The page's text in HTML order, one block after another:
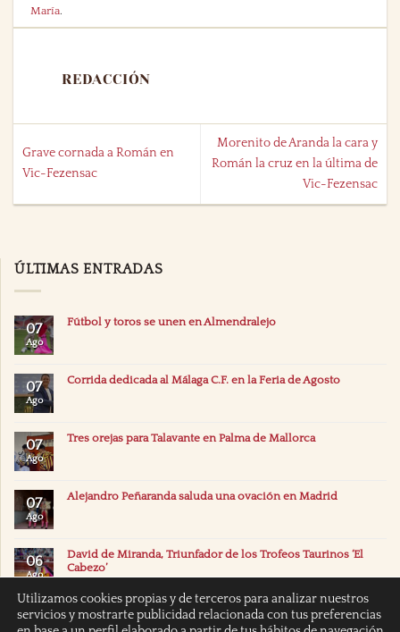
María.
REDACCIÓN
Grave cornada a Román en
Vic-Fezensac
Morenito de Aranda la cara y
Román la cruz en la última de
Vic-Fezensac
ÚLTIMAS ENTRADAS
07
Ago
Fútbol y toros se unen en Almendralejo
07
Ago
Corrida dedicada al Málaga C.F. en la Feria de Agosto
07
Ago
Tres orejas para Talavante en Palma de Mallorca
07
Ago
Alejandro Peñaranda saluda una ovación en Madrid
06
Ago
David de Miranda, Triunfador de los Trofeos Taurinos ‘El
Cabezo’
Utilizamos cookies propias y de terceros para analizar nuestros
servicios y mostrarte publicidad relacionada con tus preferencias